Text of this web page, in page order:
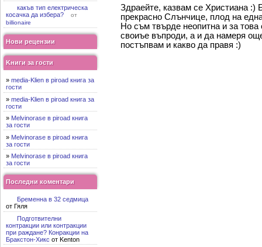
Здраейте, казвам се Христиана :)
прекрасно Слънчице, плод на
Но съм твърде неопитна и за това
своиъе въпроди, а и да намеря
постъпвам и какво да правя :)
какъв тип електрическа
косачка да избера?
от
billionaire
Нови рецензии
Kниги за гости
»media-Klien в piroad книга за
гости
»media-Klien в piroad книга за
гости
» Melvinorase в piroad книга
за гости
» Melvinorase в piroad книга
за гости
» Melvinorase в piroad книга
за гости
Последни коментари
Бременна в 32 седмица
от Гяля
Подготвителни
контракции или контракции
при раждане? Конракции на
Бракстон-Хикс от Kenton